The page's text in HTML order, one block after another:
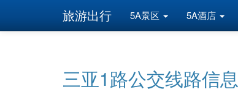
旅游出行 5A景区 5A酒店
三亚1路公交线路信息